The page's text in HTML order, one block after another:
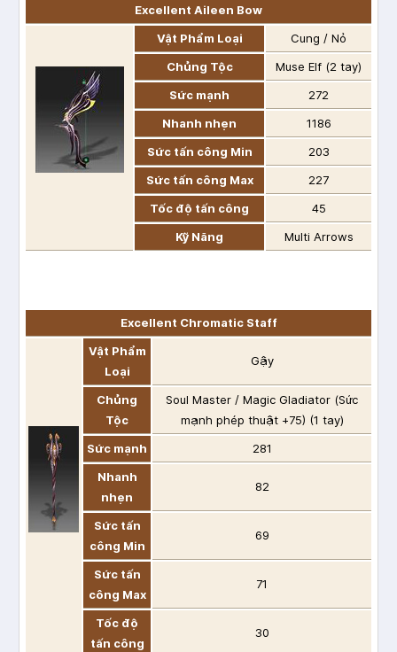
Excellent Aileen Bow
Vật Phẩm Loại
Cung / Nỏ
Chủng Tộc
Muse Elf (2 tay)
Sức mạnh
272
Nhanh nhẹn
1186
Sức tấn công Min
203
Sức tấn công Max
227
Tốc độ tấn công
45
Kỹ Năng
Multi Arrows
Excellent Chromatic Staff
Vật Phẩm
Loại
Gậy
Chủng
Tộc
Soul Master / Magic Gladiator (Sức
mạnh phép thuật +75) (1 tay)
Sức mạnh
281
Nhanh
nhẹn
82
Sức tấn
công Min
69
Sức tấn
công Max
71
Tốc độ
tấn công
30